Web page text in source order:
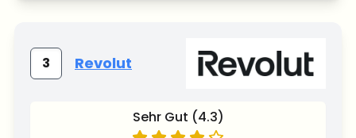
3 Revolut
Sehr Gut (4.3)